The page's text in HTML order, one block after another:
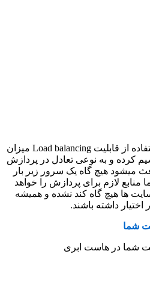
در هاست ابری سرور ها با استفاده از قابلیت Load balancing میزان
کرده و به نوعی تعادل در پردازش
میشود هیچ گاه یک سرور زیر بار
لازم برای پردازش را خواهد
ها هیچ گاه کند نشده و همیشه
اختیار داشته باشند.